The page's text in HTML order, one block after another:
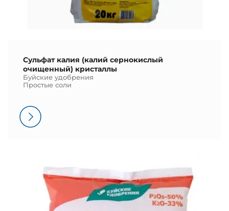
Сульфат калия (калий сернокислый
очищенный) кристаллы
Буйские удобрения
Простые соли